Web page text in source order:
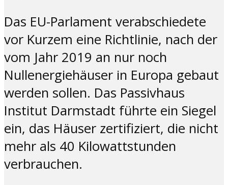
Das EU-Parlament verabschiedete
vor Kurzem eine Richtlinie, nach der
vom Jahr 2019 an nur noch
Nullenergiehäuser in Europa gebaut
werden sollen. Das Passivhaus
Institut Darmstadt führte ein Siegel
ein, das Häuser zertifiziert, die nicht
mehr als 40 Kilowattstunden
verbrauchen.